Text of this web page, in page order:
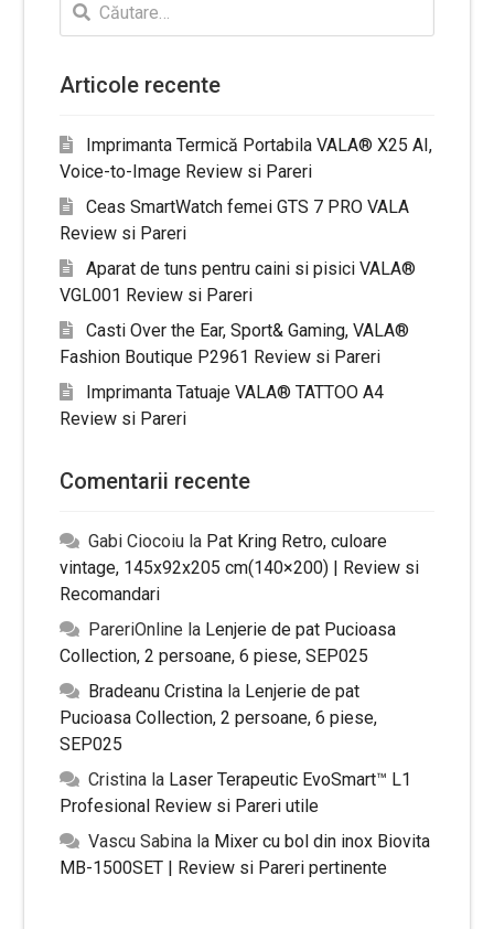
după:
Articole recente
Imprimanta Termică Portabila VALA® X25 AI,
Voice-to-Image Review si Pareri
Ceas SmartWatch femei GTS 7 PRO VALA
Review si Pareri
Aparat de tuns pentru caini si pisici VALA®
VGL001 Review si Pareri
Casti Over the Ear, Sport& Gaming, VALA®
Fashion Boutique P2961 Review si Pareri
Imprimanta Tatuaje VALA® TATTOO A4
Review si Pareri
Comentarii recente
Gabi Ciocoiu la Pat Kring Retro, culoare
vintage, 145x92x205 cm(140×200) | Review si
Recomandari
PareriOnline la Lenjerie de pat Pucioasa
Collection, 2 persoane, 6 piese, SEP025
Bradeanu Cristina la Lenjerie de pat
Pucioasa Collection, 2 persoane, 6 piese,
SEP025
Cristina la Laser Terapeutic EvoSmart™ L1
Profesional Review si Pareri utile
Vascu Sabina la Mixer cu bol din inox Biovita
MB-1500SET | Review si Pareri pertinente